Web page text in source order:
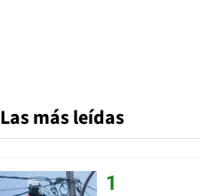
Las más leídas